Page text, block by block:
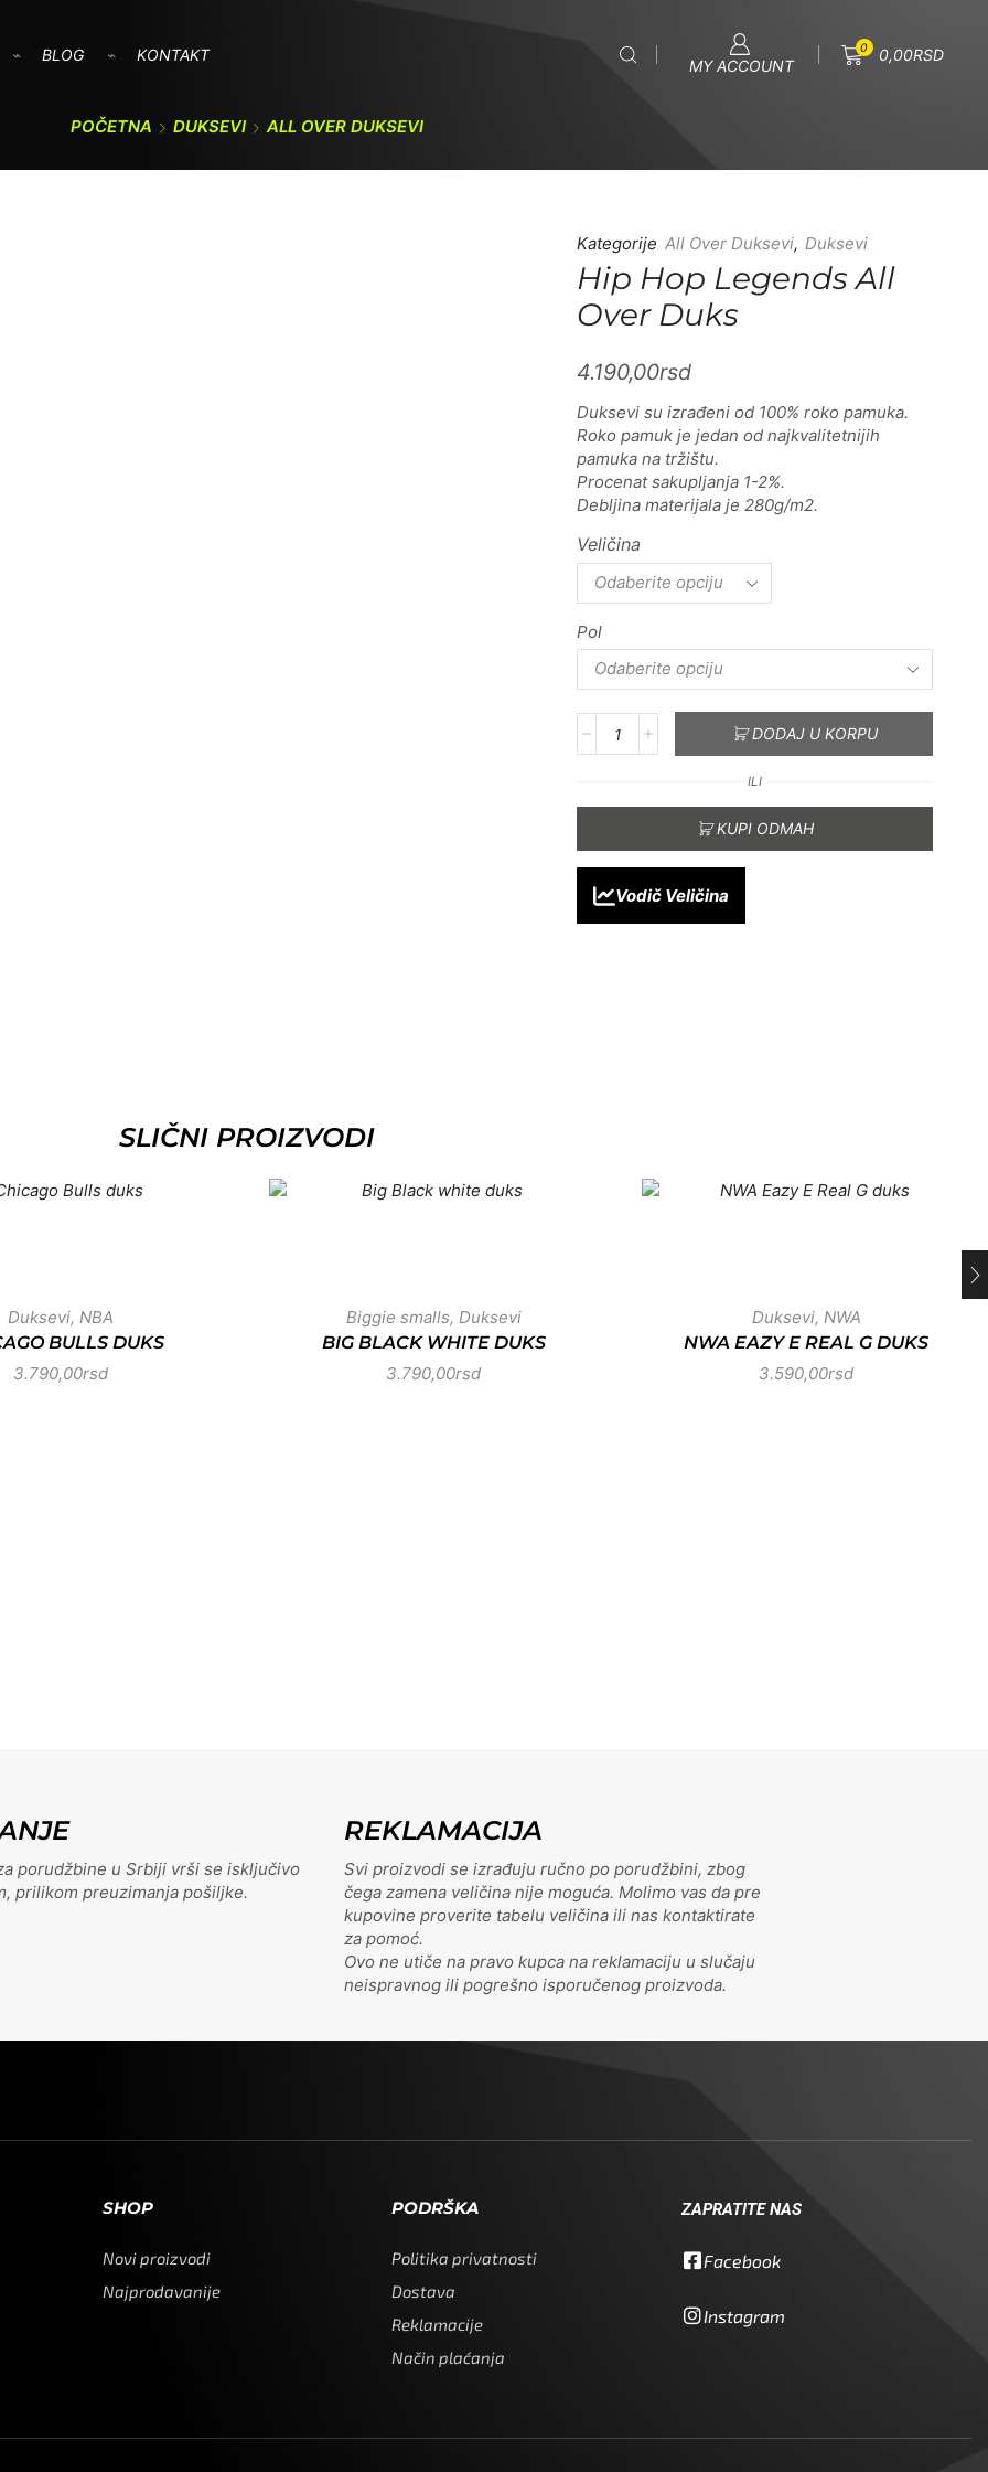
BLOG KONTAKT
MY ACCOUNT
0 0,00RSD
POČETNA DUKSEVI ALL OVER DUKSEVI
Kategorije All Over Duksevi, Duksevi
Hip Hop Legends All
Over Duks
4.190,00rsd
Duksevi su izrađeni od 100% roko pamuka.
Roko pamuk je jedan od najkvalitetnijih
pamuka na tržištu.
Procenat sakupljanja 1-2%.
Debljina materijala je 280g/m2.
Veličina
Pol
DODAJ U KORPU
ILI
KUPI ODMAH
Vodič Veličina
SLIČNI PROIZVODI
Duksevi, NBA
BULLS DUKS
3.790,00rsd
Biggie smalls, Duksevi
BIG BLACK WHITE DUKS
3.790,00rsd
Duksevi, NWA
NWA EAZY E REAL G DUKS
3.590,00rsd
porudžbine u Srbiji vrši se isključivo
prilikom preuzimanja pošiljke.
REKLAMACIJA
Svi proizvodi se izrađuju ručno po porudžbini, zbog
čega zamena veličina nije moguća. Molimo vas da pre
kupovine proverite tabelu veličina ili nas kontaktirate
za pomoć.
Ovo ne utiče na pravo kupca na reklamaciju u slučaju
neispravnog ili pogrešno isporučenog proizvoda.
SHOP
Novi proizvodi
Najprodavanije
PODRŠKA
Politika privatnosti
Dostava
Reklamacije
Način plaćanja
ZAPRATITE NAS
Facebook
Instagram